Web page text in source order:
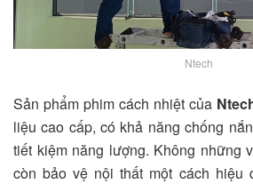
Ntech
Sản phẩm phim cách nhiệt của
liệu cao cấp, có khả năng chống
tiết kiệm năng lượng. Không những
còn bảo vệ nội thất một cách hiệu